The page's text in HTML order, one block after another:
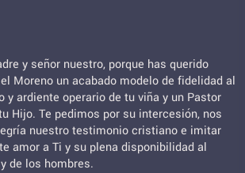
y señor nuestro, porque has querido
Moreno un acabado modelo de fidelidad al
y ardiente operario de tu viña y un Pastor
Hijo. Te pedimos por su intercesión, nos
nuestro testimonio cristiano e imitar
amor a Ti y su plena disponibilidad al
de los hombres.